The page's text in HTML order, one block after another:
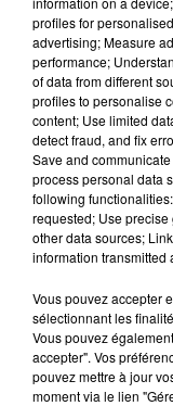
Grand moment de
Flamme sera aussi
du collectif. En plus
Banque Populaire
Relais collectif avec
collaborateurs unis
“Banque Populaire
ancrée dans ses
avec ses
ressemble :
Directrice Générale
Centre Atlantique. A
profiles for
advertising; Measure
performance;
of data from different
profiles to personalise
content; Use limited
detect fraud, and fix
Save and
process personal data
following
requested; Use
other data sources;
information transmitted
Vous pouvez accepter
sélectionnant les
Vous pouvez
accepter". Vos
pouvez mettre à jour
moment via le lien